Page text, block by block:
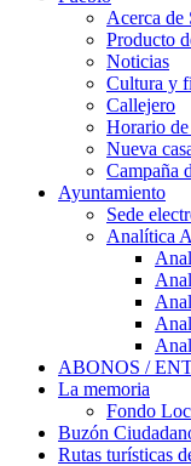
Acerca de
Producto
Noticias
Cultura y
Callejero
Horario de
Nueva
Campaña
Ayuntamiento
Sede
Analítica
ABONOS /
La memoria
Fondo
Buzón
Rutas turísticas